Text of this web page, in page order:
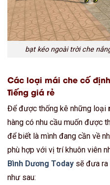
bạt kéo ngoài trời che
Các loại mái che cố
Tiếng giá rẻ
Để được thống kê những loại
hàng có nhu cầu muốn được
để biết là mình đang cần về
phù hợp với vị trí khuôn viên
Bình Dương Today sẽ đưa ra
như sau: